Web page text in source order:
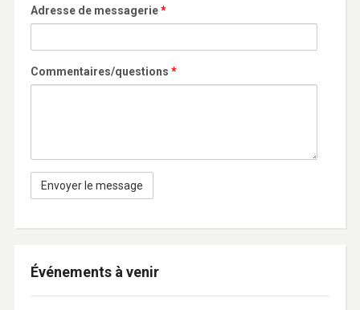
Adresse de messagerie*
Commentaires/questions *
Événements à venir